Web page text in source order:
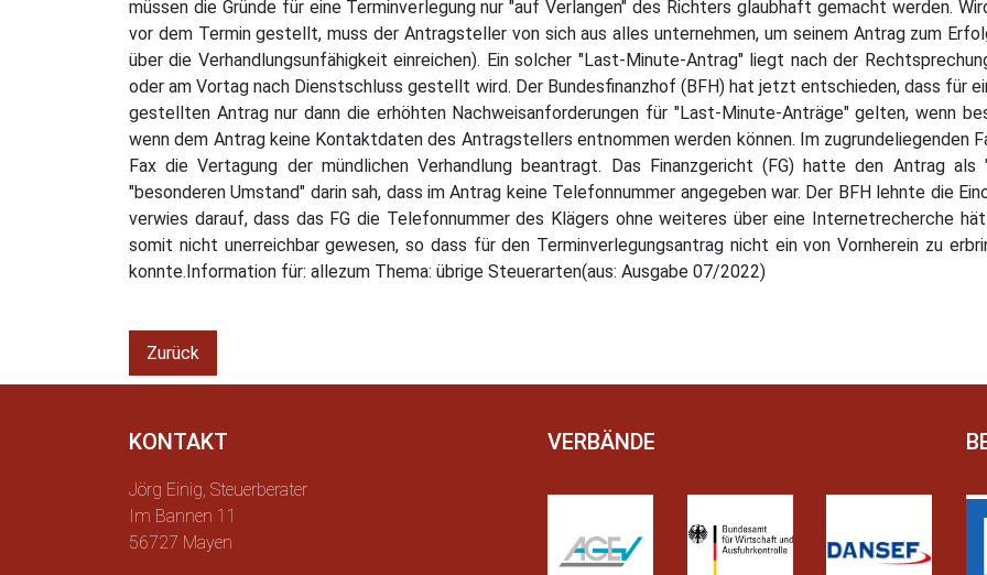
müssen die Gründe für eine Terminverlegung nur "auf Verlangen" des Richters glaubhaft gemacht werden.
vor dem Termin gestellt, muss der Antragsteller von sich aus alles unternehmen, um seinem Antrag zum
über die Verhandlungsunfähigkeit einreichen). Ein solcher "Last-Minute-Antrag" liegt nach der
oder am Vortag nach Dienstschluss gestellt wird. Der Bundesfinanzhof (BFH) hat jetzt entschieden, dass für
gestellten Antrag nur dann die erhöhten Nachweisanforderungen für "Last-Minute-Anträge" gelten, wenn
wenn dem Antrag keine Kontaktdaten des Antragstellers entnommen werden können. Im zugrundeliegenden
Fax die Vertagung der mündlichen Verhandlung beantragt. Das Finanzgericht (FG) hatte den Antrag
"besonderen Umstand" darin sah, dass im Antrag keine Telefonnummer angegeben war. Der BFH lehnte die
verwies darauf, dass das FG die Telefonnummer des Klägers ohne weiteres über eine Internetrecherche
somit nicht unerreichbar gewesen, so dass für den Terminverlegungsantrag nicht ein von Vornherein zu
konnte.Information für: allezum Thema: übrige Steuerarten(aus: Ausgabe 07/2022)
Zurück
KONTAKT
Jörg Einig, Steuerberater
Im Bannen 11
56727 Mayen
VERBÄNDE